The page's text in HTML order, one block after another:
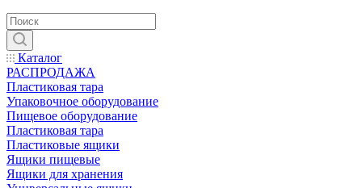
Каталог
РАСПРОДАЖА
Пластиковая тара
Упаковочное оборудование
Пищевое оборудование
Пластиковая тара
Пластиковые ящики
Ящики пищевые
Ящики для хранения